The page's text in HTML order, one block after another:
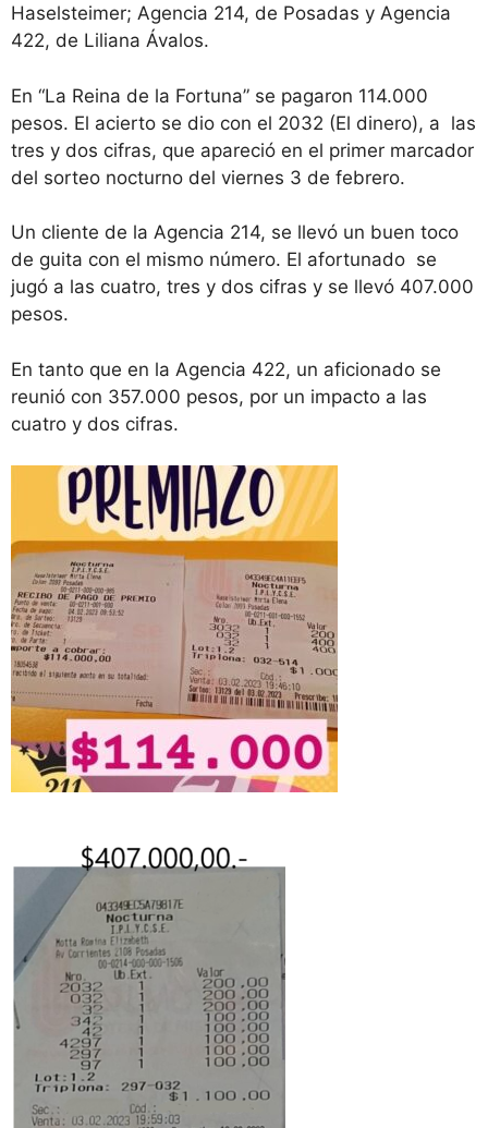
Haselsteimer; Agencia 214, de Posadas y Agencia
422, de Liliana Ávalos.
En “La Reina de la Fortuna” se pagaron 114.000
pesos. El acierto se dio con el 2032 (El dinero), a las
tres y dos cifras, que apareció en el primer marcador
del sorteo nocturno del viernes 3 de febrero.
Un cliente de la Agencia 214, se llevó un buen toco
de guita con el mismo número. El afortunado se
jugó a las cuatro, tres y dos cifras y se llevó 407.000
pesos.
En tanto que en la Agencia 422, un aficionado se
reunió con 357.000 pesos, por un impacto a las
cuatro y dos cifras.